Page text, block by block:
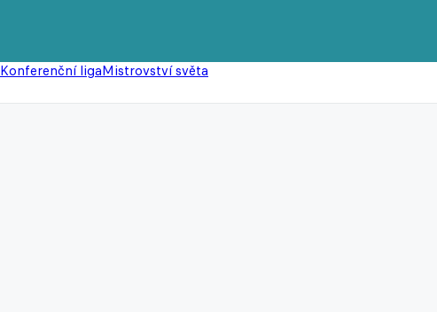
Konferenční ligaMistrovství světa